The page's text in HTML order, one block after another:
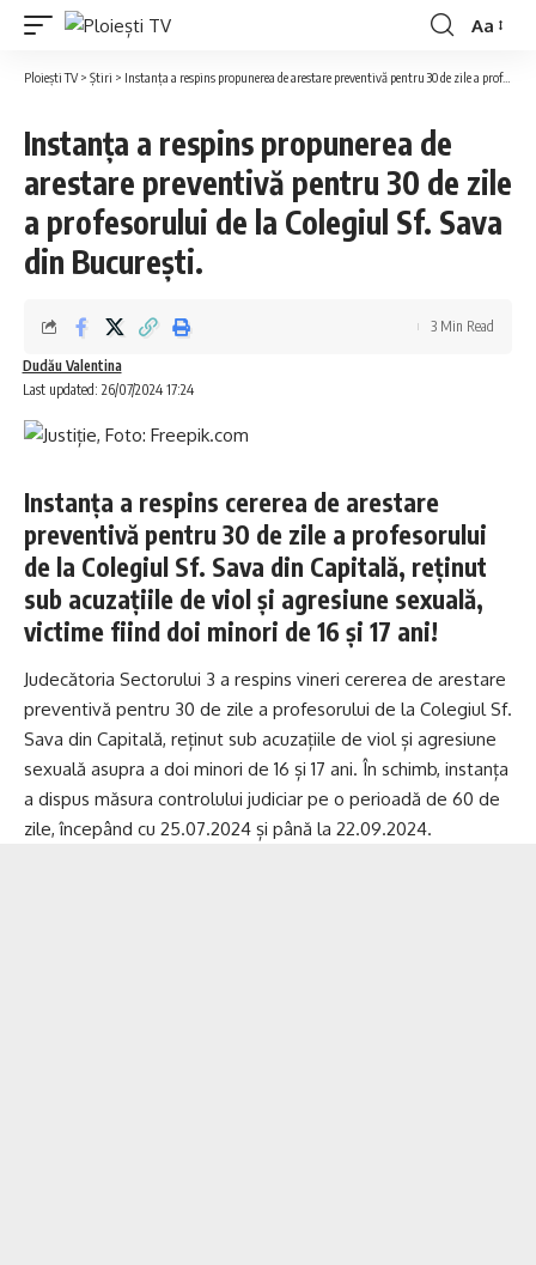
Aa
Ploiești TV> Știri > Instanța a respins propunerea de arestare preventivă pentru 30 de zile a profesorului de la Colegiul Sf. Sava din București.
Instanța a respins propunerea de
arestare preventivă pentru 30 de zile
a profesorului de la Colegiul Sf. Sava
din București.
Last updated: 26/07/2024 17:24
Dudău Valentina
3 Min Read
Instanța a respins cererea de arestare
preventivă pentru 30 de zile a profesorului
de la Colegiul Sf. Sava din Capitală, reținut
sub acuzațiile de viol și agresiune sexuală,
victime fiind doi minori de 16 și 17 ani!
Judecătoria Sectorului 3 a respins vineri cererea de arestare
preventivă pentru 30 de zile a profesorului de la Colegiul Sf.
Sava din Capitală, reținut sub acuzațiile de viol și agresiune
sexuală asupra a doi minori de 16 și 17 ani. În schimb, instanța
a dispus măsura controlului judiciar pe o perioadă de 60 de
zile, începând cu 25.07.2024 și până la 22.09.2024.